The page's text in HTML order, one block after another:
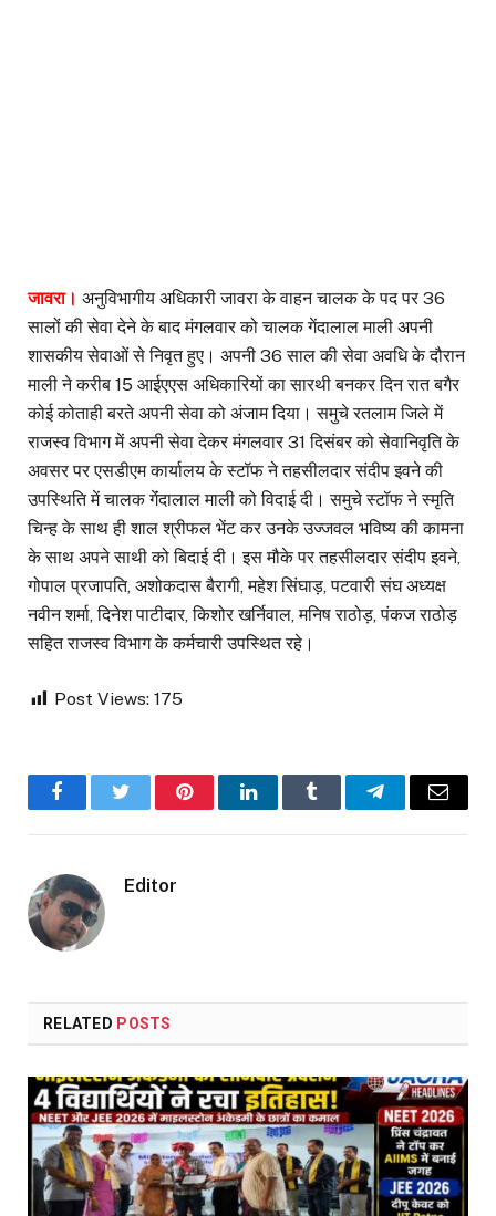
जावरा। अनुविभागीय अधिकारी जावरा के वाहन चालक के पद पर 36
सालों की सेवा देने के बाद मंगलवार को चालक गेंदालाल माली अपनी
शासकीय सेवाओं से निवृत हुए। अपनी 36 साल की सेवा अवधि के दौरान
माली ने करीब 15 आईएएस अधिकारियों का सारथी बनकर दिन रात बगैर
कोई कोताही बरते अपनी सेवा को अंजाम दिया। समुचे रतलाम जिले में
राजस्व विभाग में अपनी सेवा देकर मंगलवार 31 दिसंबर को सेवानिवृति के
अवसर पर एसडीएम कार्यालय के स्टॉफ ने तहसीलदार संदीप इवने की
उपस्थिति में चालक गेंंदालाल माली को विदाई दी। समुचे स्टॉफ ने स्मृति
चिन्ह के साथ ही शाल श्रीफल भेंट कर उनके उज्जवल भविष्य की कामना
के साथ अपने साथी को बिदाई दी। इस मौके पर तहसीलदार संदीप इवने,
गोपाल प्रजापति, अशोकदास बैरागी, महेश सिंघाड़, पटवारी संघ अध्यक्ष
नवीन शर्मा, दिनेश पाटीदार, किशोर खर्निवाल, मनिष राठोड़, पंकज राठोड़
सहित राजस्व विभाग के कर्मचारी उपस्थित रहे।
Post Views: 175
FacebookTwitter PinterestLinkedInTumblr TelegramEmail
Editor
RELATED POSTS